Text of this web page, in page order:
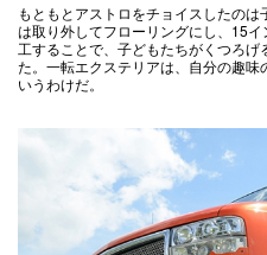
もともとアストロをチョイスしたの
は取り外してフローリングにし、15
工することで、子どもたちがくつろ
た。一転エクステリアは、自分の趣
いうわけだ。